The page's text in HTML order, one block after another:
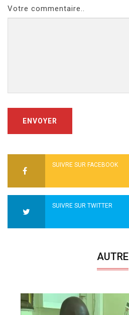
Votre commentaire..
ENVOYER
SUIVRE SUR FACEBOOK
SUIVRE SUR TWITTER
AUTRE